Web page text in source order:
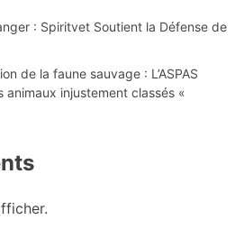
: Spiritvet Soutient la Défense de
de la faune sauvage : L’ASPAS
injustement classés «